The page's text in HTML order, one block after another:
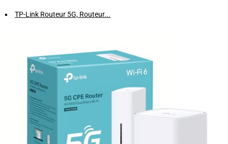
haut débit pour des débits multi-Gigabit.
Sécurité avancée intégrée
Protection renforcée dès l'installation pour vous et votre famille.
Mises à jour automatiques du micrologiciel pour une défense
toujours à jour.
Fonctions exclusives NETGEAR pour protéger votre réseau
domestique.
TP-Link Routeur 5G, Routeur...